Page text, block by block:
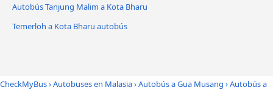
Autobús Tanjung Malim a Kota Bharu
Temerloh a Kota Bharu autobús
CheckMyBus›Autobuses en Malasia›Autobús a Gua Musang ›Autobús a